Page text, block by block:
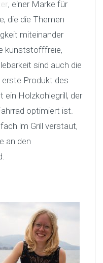
, einer Marke für
die die Themen
miteinander
kunststofffreie,
sind auch die
Produkt des
ein Holzkohlegrill, der
optimiert ist.
im Grill verstaut,
an den